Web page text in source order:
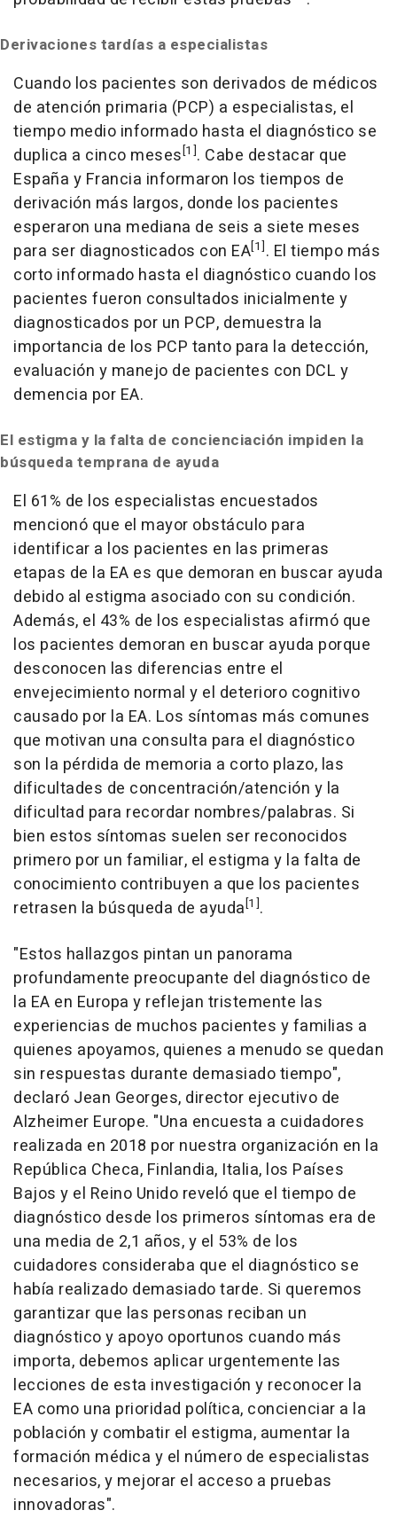
Derivaciones tardías a especialistas
Cuando los pacientes son derivados de médicos
de atención primaria (PCP) a especialistas, el
tiempo medio informado hasta el diagnóstico se
duplica a cinco meses [1]. Cabe destacar que
España y Francia informaron los tiempos de
derivación más largos, donde los pacientes
esperaron una mediana de seis a siete meses
para ser diagnosticados con EA[1] . El tiempo más
corto informado hasta el diagnóstico cuando los
pacientes fueron consultados inicialmente y
diagnosticados por un PCP, demuestra la
importancia de los PCP tanto para la detección,
evaluación y manejo de pacientes con DCL y
demencia por EA.
El estigma y la falta de concienciación impiden la
búsqueda temprana de ayuda
El 61% de los especialistas encuestados
mencionó que el mayor obstáculo para
identificar a los pacientes en las primeras
etapas de la EA es que demoran en buscar ayuda
debido al estigma asociado con su condición.
Además, el 43% de los especialistas afirmó que
los pacientes demoran en buscar ayuda porque
desconocen las diferencias entre el
envejecimiento normal y el deterioro cognitivo
causado por la EA. Los síntomas más comunes
que motivan una consulta para el diagnóstico
son la pérdida de memoria a corto plazo, las
dificultades de concentración/atención y la
dificultad para recordar nombres/palabras. Si
bien estos síntomas suelen ser reconocidos
primero por un familiar, el estigma y la falta de
conocimiento contribuyen a que los pacientes
retrasen la búsqueda de ayuda [1].
"Estos hallazgos pintan un panorama
profundamente preocupante del diagnóstico de
la EA en Europa y reflejan tristemente las
experiencias de muchos pacientes y familias a
quienes apoyamos, quienes a menudo se quedan
sin respuestas durante demasiado tiempo",
declaró Jean Georges, director ejecutivo de
Alzheimer Europe. "Una encuesta a cuidadores
realizada en 2018 por nuestra organización en la
República Checa, Finlandia, Italia, los Países
Bajos y el Reino Unido reveló que el tiempo de
diagnóstico desde los primeros síntomas era de
una media de 2,1 años, y el 53% de los
cuidadores consideraba que el diagnóstico se
había realizado demasiado tarde. Si queremos
garantizar que las personas reciban un
diagnóstico y apoyo oportunos cuando más
importa, debemos aplicar urgentemente las
lecciones de esta investigación y reconocer la
EA como una prioridad política, concienciar a la
población y combatir el estigma, aumentar la
formación médica y el número de especialistas
necesarios, y mejorar el acceso a pruebas
innovadoras".